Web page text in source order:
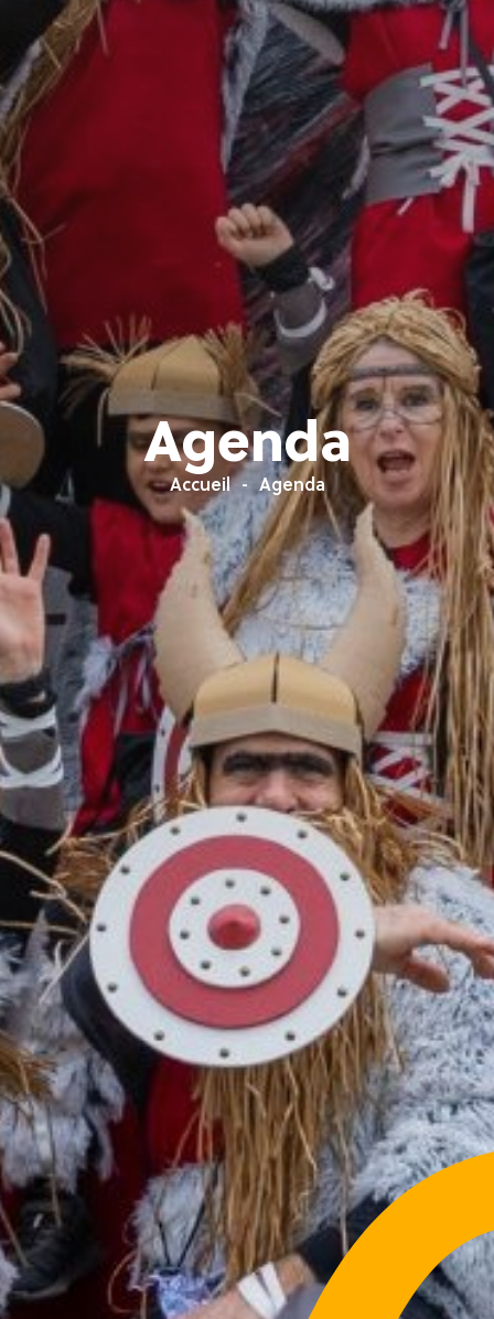
Agenda
Accueil Agenda